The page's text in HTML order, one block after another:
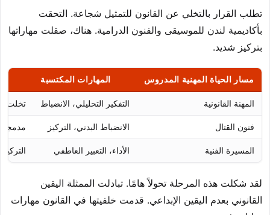
تطلب القرار بالتخلي عن القانون للتمثيل شجاعة. التحقت
بأكاديمية لندن للموسيقى والفنون الدرامية. هناك، صقلت مهاراتها
بتركيز شديد.
مسار الحياة المهنية المدروس المهارات المكتسبة
المهنة القانونية التفكير التحليلي، الانضباط تخلت
فنون القتال الانضباط البدني، التركيز مدمجة
المسيرة الفنية الأداء، التعبير العاطفي
لقد شكلت هذه المرحلة تحولاً هامًا. تبادلت الممثلة اليقين
القانوني بعدم اليقين الإبداعي. قدمت خلفيتها في القانون مهارات